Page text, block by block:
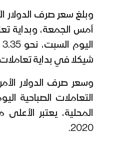
وبلغ سعر صرف الدولار
أمس الجمعة، وبداية
شيكلا في بداية
وسعر صرف الدولار
التعاملات الصباحية
المحلية، يعتبر
2020.